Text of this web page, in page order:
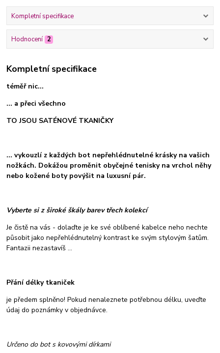
Kompletní specifikace
Hodnocení 2
Kompletní specifikace
téměř nic...
... a přeci všechno
TO JSOU SATÉNOVÉ TKANIČKY
... vykouzlí z každých bot nepřehlédnutelné krásky na vašich
nožkách. Dokážou proměnit obyčejné tenisky na vrchol něhy
nebo kožené boty povýšit na luxusní pár.
Vyberte si z široké škály barev třech kolekcí
Je čistě na vás - dolaďte je ke své oblíbené kabelce neho nechte
působit jako nepřehlédnutelný kontrast ke svým stylovým šatům.
Fantazii nezastavíš ...
Přání délky tkaniček
je předem splněno! Pokud nenaleznete potřebnou délku, uveďte
údaj do poznámky v objednávce.
Určeno do bot s kovovými dírkami